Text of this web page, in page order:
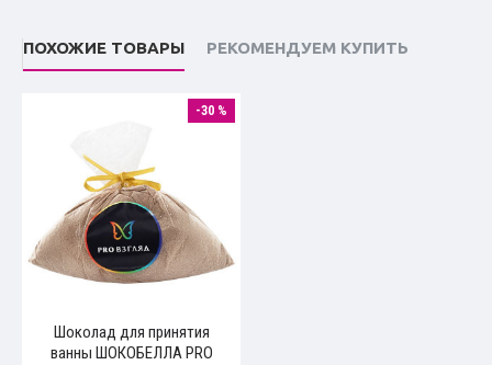
ПОХОЖИЕ ТОВАРЫ РЕКОМЕНДУЕМ КУПИТЬ
-30 %
Шоколад для принятия
ванны ШОКОБЕЛЛА PRO